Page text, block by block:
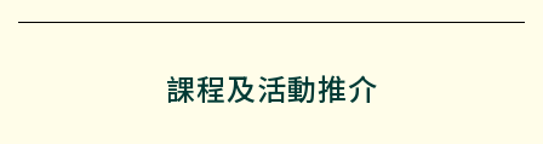
課程及活動推介